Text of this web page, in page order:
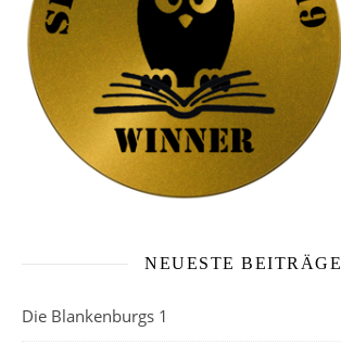
NEUESTE BEITRÄGE
Die Blankenburgs 1